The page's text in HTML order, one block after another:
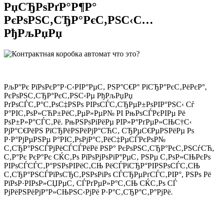
РџСЂРѕРґР°Р¶Р°
РєРѕРЅС‚СЂР°РєС‚РЅС‹С…
РђРљРџРџ
РљР°Рє РїРѕРєР°Р·С‹РІР°РµС‚ РЅР°С€Р° РїСЂР°РєС‚РёРєР°,
РєРѕРЅС‚СЂР°РєС‚РЅС‹Рµ РђРљРџРџ
РґРѕСЃС‚Р°С‚РѕС‡РЅРѕ РІРѕСЃС‚СЂРµР±РѕРІР°РЅС‹ Сѓ
Р°РІС‚РѕР»СЋР±РёС‚РµР»РµР№ РІ РњРѕСЃРєРІРµ Рё
РѕР±Р»Р°СЃС‚Рё. РњРЅРѕРіРёРµ РІР»Р°РґРµР»СЊС†С‹
РјР°С€РёРЅ РїСЂРёРЅРёРјР°СЋС‚ СЂРµС€РµРЅРёРµ Рѕ
Р·Р°РјРµРЅРµ Р°РІС‚РѕРјР°С‚РёС‡РµСЃРєРѕР№
С‚СЂР°РЅСЃРјРёСЃСЃРёРё РЅР° РєРѕРЅС‚СЂР°РєС‚РЅСѓСЋ,
С‚Р°Рє РєР°Рє СЌС‚Рѕ РїРѕРјРѕРіР°РµС‚ РЅРµ С‚РѕР»СЊРєРѕ
РІРѕСЃСЃС‚Р°РЅРѕРІРёС‚СЊ РёСЃРїСЂР°РІРЅРѕСЃС‚СЊ
С‚СЂР°РЅСЃРїРѕСЂС‚РЅРѕРіРѕ СЃСЂРµРґСЃС‚РІР°, РЅРѕ Рё
РїРѕР·РІРѕР»СЏРµС‚ СЃРґРµР»Р°С‚СЊ СЌС‚Рѕ СЃ
РјРёРЅРёРјР°Р»СЊРЅС‹РјРё Р·Р°С‚СЂР°С‚Р°РјРё.